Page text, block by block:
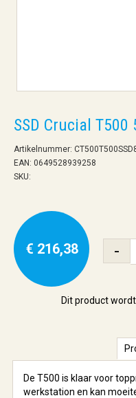
SSD Crucial T500
Artikelnummer:
EAN: 0649528939258
SKU:
€ 216,38 -
Dit product
De T500 is klaar voor
werkstation en kan